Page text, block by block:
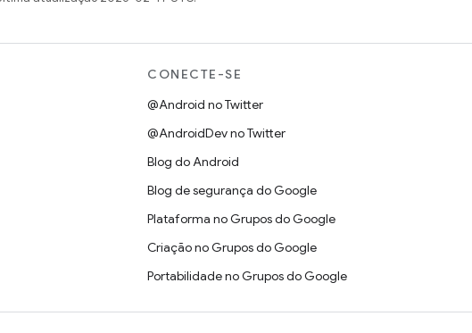
CONECTE-SE
@Android no Twitter
@AndroidDev no Twitter
Blog do Android
Blog de segurança do Google
Plataforma no Grupos do Google
Criação no Grupos do Google
Portabilidade no Grupos do Google